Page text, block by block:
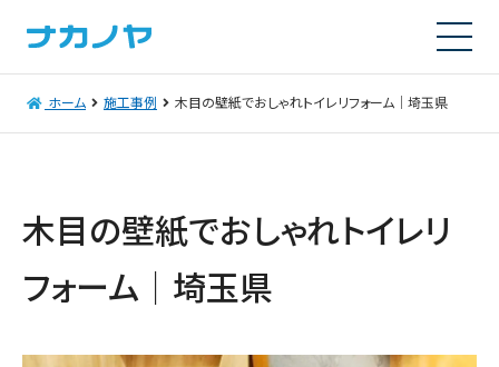
ホーム 施工事例 木目の壁紙でおしゃれトイレリフォーム｜埼玉県
木目の壁紙でおしゃれトイレリ
フォーム｜埼玉県